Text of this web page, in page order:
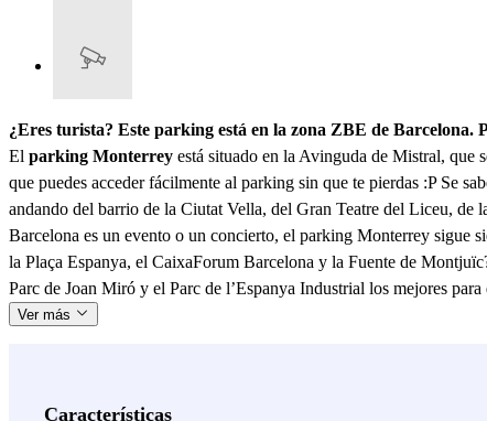
¿Eres turista? Este parking está en la zona ZBE de
El parking Monterrey está situado en la Avinguda de Mistral, que
que puedes acceder fácilmente al parking sin que te pierdas :P Se
andando del barrio de la Ciutat Vella, del Gran Teatre del Liceu, de
Barcelona es un evento o un concierto, el parking Monterrey sigue
la Plaça Espanya, el CaixaForum Barcelona y la Fuente de
Parc de Joan Miró y el Parc de l’Espanya Industrial los mejores
Ver más
Características